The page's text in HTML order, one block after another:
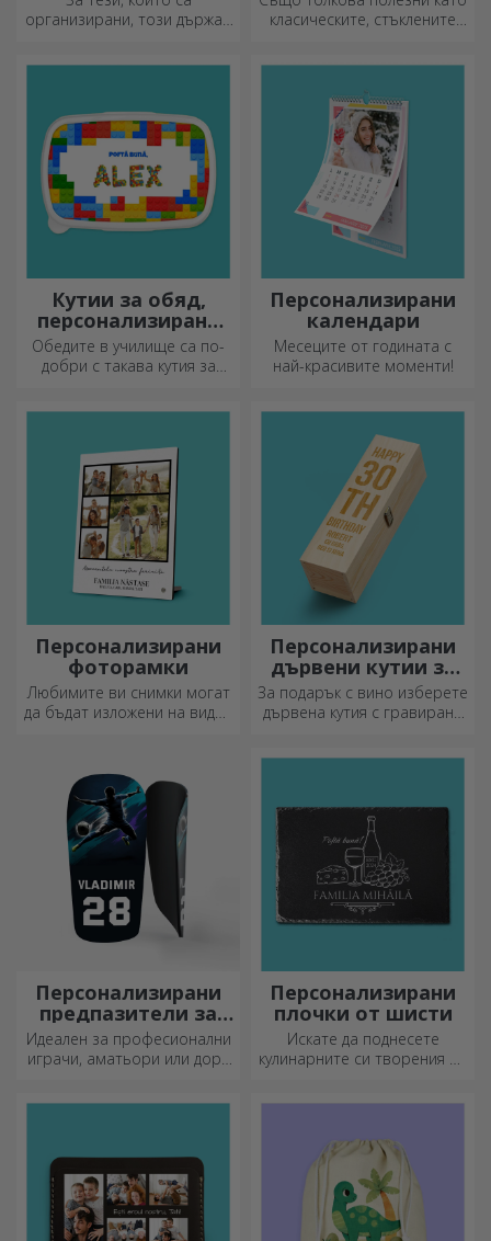
организирани, този държач
класическите, стъклените
индивидуален стил на
вашата кухня.
Кутии за обяд,
персонализирани
касероли
Обедите в училище са по-
добри с такава кутия за
Персонализирани
календари
Месеците от годината с
най-красивите моменти!
Персонализирани
фоторамки
Любимите ви снимки могат
да бъдат изложени на видно
фоторамки!
Персонализирани
дървени кутии за
вино
За подарък с вино изберете
дървена кутия с гравирани
Персонализирани
предпазители за
футбол
Идеален за професионални
играчи, аматьори или дори
Персонализирани
плочки от шисти
Искате да поднесете
кулинарните си творения по
собствен дизайн!